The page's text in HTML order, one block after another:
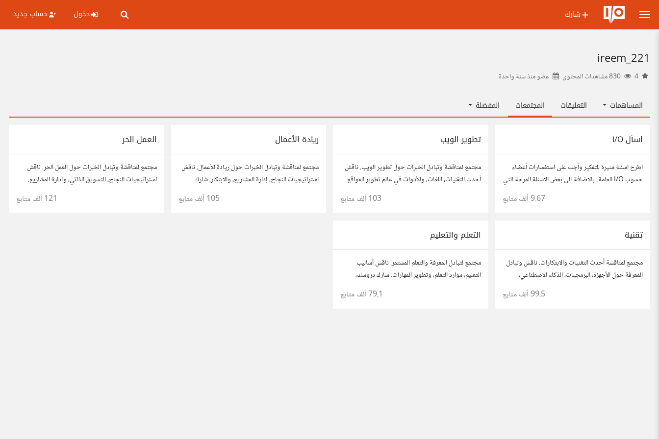
شارك دخول حساب جديد
ireem_221
عضو منذسنة واحدة
المساهمات التعليقات المجتمعات المفضلة
اسأل I/O
اطرح اسئلة مثيرة للتفكير وأجب على استفسارات أعضاء
حسوب I/O العامة, بالاضافة إلى بعض الاسئلة المرحة التي
تستمتع بها وتساعدك على التعرف على افكار المتابعين.
9.67 ألف متابع
تطوير الويب
مجتمع لمناقشة وتبادل الخبرات حول تطوير الويب. ناقش
أحدث التقنيات، اللغات، والأدوات في عالم تطوير المواقع
والتطبيقات. شارك مشاريعك، اسأل عن نصائح، وتعاون مع
103 ألف متابع
ريادة الأعمال
مجتمع لمناقشة وتبادل الخبرات حول ريادة الأعمال. ناقش
استراتيجيات النجاح، إدارة المشاريع، والابتكار. شارك
أفكارك، قصص نجاحك، وأسئلتك، وتواصل مع رواد أعمال
105 ألف متابع
العمل الحر
مجتمع لمناقشة وتبادل الخبرات حول العمل الحر. ناقش
استراتيجيات النجاح، التسويق الذاتي، وإدارة المشاريع.
شارك قصصك، نصائحك، وأسئلتك، وتواصل مع محترفين
121 ألف متابع
تقنية
مجتمع لمناقشة أحدث التقنيات والابتكارات. ناقش وتبادل
المعرفة حول الأجهزة، البرمجيات، الذكاء الاصطناعي،
والأمن السيبراني. شارك أفكارك، نصائحك، وأسئلتك،
99.5 ألف متابع
التعلم والتعليم
مجتمع لتبادل المعرفة والتعلم المستمر. ناقش أساليب
التعليم، موارد التعلم، وتطوير المهارات. شارك دروسك،
نصائحك، وأسئلتك، وتواصل مع معلمين وطلاب يسعون
79.1 ألف متابع